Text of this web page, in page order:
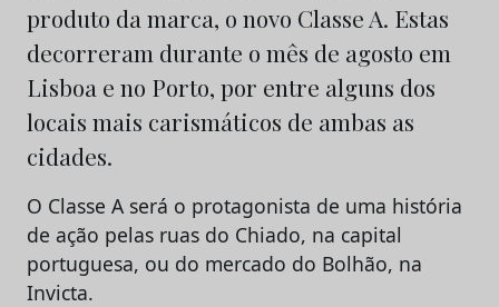
produto da marca, o novo Classe A. Estas
decorreram durante o mês de agosto em
Lisboa e no Porto, por entre alguns dos
locais mais carismáticos de ambas as
cidades.
O Classe A será o protagonista de uma história
de ação pelas ruas do Chiado, na capital
portuguesa, ou do mercado do Bolhão, na
Invicta.